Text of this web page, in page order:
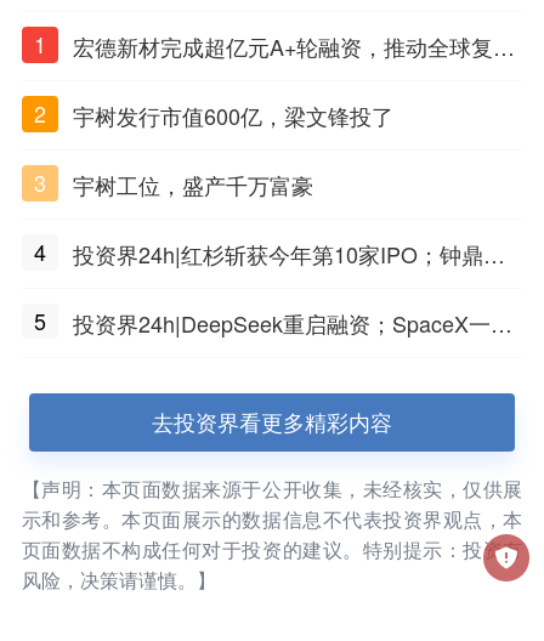
1
宏德新材完成超亿元A+轮融资，推动全球复合
2
宇树发行市值600亿，梁文锋投了
3 宇树工位，盛产千万富豪
4
投资界24h|红杉斩获今年第10家IPO；钟鼎投
水
5
投资界24h|DeepSeek重启融资；SpaceX一夜
去投资界看更多精彩内容
【声明：本页面数据来源于公开收集，未经核实，仅供展
示和参考。本页面展示的数据信息不代表投资界观点，本
页面数据不构成任何对于投资的建议。特别提示：投资有
风险，决策请谨慎。】